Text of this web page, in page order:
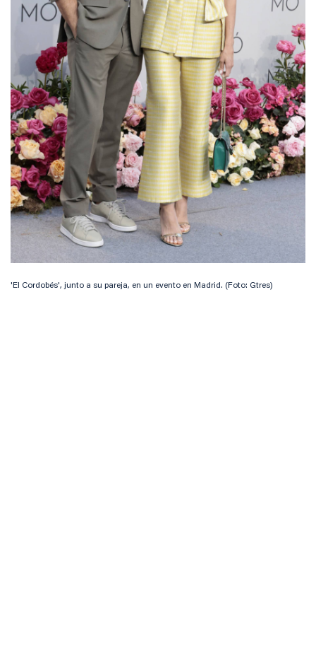
'El Cordobés', junto a su pareja, en un evento en Madrid. (Foto: Gtres)